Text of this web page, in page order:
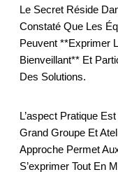
Le Secret Réside
Constaté Que Les
Peuvent **exprimer
Bienveillant** Et
Des Solutions.
L’aspect Pratique
Grand Groupe Et
Approche Permet
S’exprimer Tout En